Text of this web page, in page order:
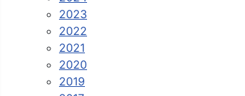
2023
2022
2021
2020
2019